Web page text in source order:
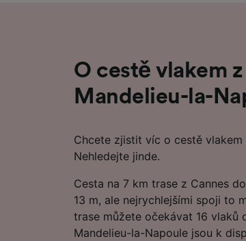
O cestě vlakem
Mandelieu-la-
Chcete zjistit víc o cestě
Nehledejte jinde.
Cesta na 7 km trase z Cannes
13 m, ale nejrychlejšími spoji to
trase můžete očekávat 16 vlaků
Mandelieu-la-Napoule jsou k